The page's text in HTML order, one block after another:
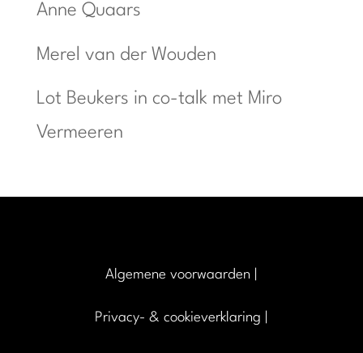
Anne Quaars
Merel van der Wouden
Lot Beukers in co-talk met Miro
Vermeeren
Algemene voorwaarden
Privacy- & cookieverklaring